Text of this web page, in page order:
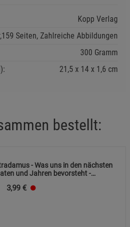
Kopp Verlag
Seiten, Zahlreiche Abbildungen
300 Gramm
21,5 14 1,6 cm
bestellt:
- Was uns in den nächsten
und Jahren bevorsteht -
3,99 €
(1)
anzeigen
(2) Statistik Cookies
(3) Marketing Cookies